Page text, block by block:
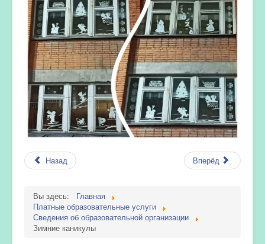
Назад Вперёд
Вы здесь:
Главная
Платные образовательные услуги
Сведения об образовательной организации
Зимние каникулы